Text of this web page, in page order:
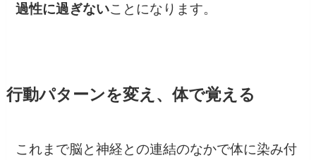
過性に過ぎないことになります。
行動パターンを変え、体で覚える
これまで脳と神経との連結のなかで体に染み付